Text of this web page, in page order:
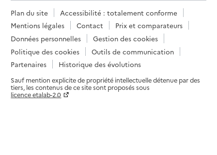
Plan du site
Accessibilité : totalement conforme
Mentions légales
Contact
Prix et comparateurs
Données personnelles
Gestion des cookies
Politique des cookies
Outils de communication
Partenaires
Historique des évolutions
Sauf mention explicite de propriété intellectuelle détenue par des
tiers, les contenus de ce site sont proposés sous
licence etalab-2.0